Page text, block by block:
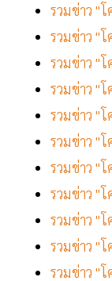
รวมข่าว "
รวมข่าว "
รวมข่าว "
รวมข่าว "
รวมข่าว "
รวมข่าว "
รวมข่าว "
รวมข่าว "
รวมข่าว "
รวมข่าว "
รวมข่าว "